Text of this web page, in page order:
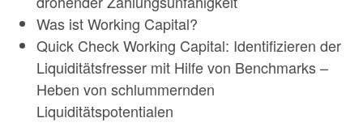
Was ist Working Capital?
Quick Check Working Capital: Identifizieren der
Liquiditätsfresser mit Hilfe von Benchmarks –
Heben von schlummernden
Liquiditätspotentialen